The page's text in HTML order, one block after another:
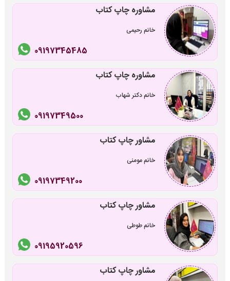
مشاوره چاپ کتاب
خانم رحیمی
09197345485
مشاوره چاپ کتاب
خانم دکتر شهاب
09197349500
مشاور چاپ کتاب
خانم مومنی
09197349200
مشاور چاپ کتاب
خانم طوطی
09195920596
مشاور چاپ کتاب